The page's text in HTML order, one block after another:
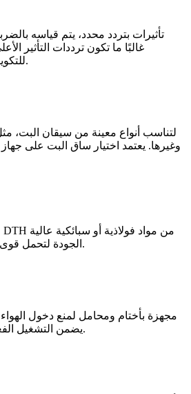
للتكوينات الصخرية الأكثر صلابة.
الجودة لتحمل قوى التأثير والتآكل أثناء الحفر.
يضمن التشغيل الفعال وإطالة عمر المطرقة.